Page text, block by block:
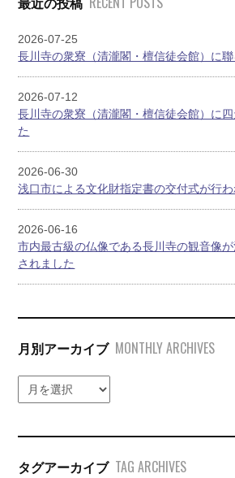
最近の投稿
2026-07-25
長川寺の衆寮（清瀧閣・檀信徒会館）に
2026-07-12
長川寺の衆寮（清瀧閣・檀信徒会館）に
た
2026-06-30
浅口市による文化財指定書の交付式が行
2026-06-16
市内最古級の仏像である長川寺の観音像
されました
月別アーカイブ MONTHLY ARCHIVES
タグアーカイブ TAG ARCHIVES